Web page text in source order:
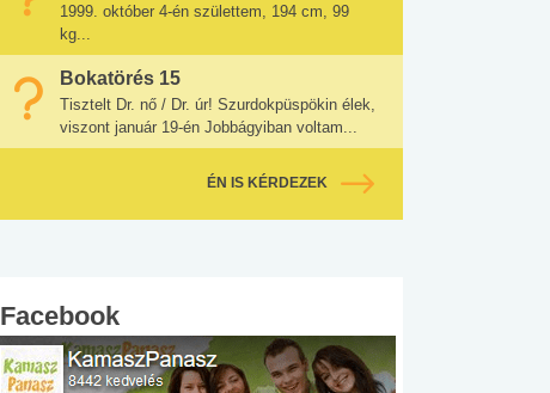
1999. október 4-én születtem, 194 cm, 99
kg...
Bokatörés 15
Tisztelt Dr. nő / Dr. úr! Szurdokpüspökin élek,
viszont január 19-én Jobbágyiban voltam...
ÉN IS KÉRDEZEK
Facebook